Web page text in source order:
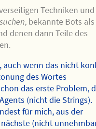
Techniken und
, bekannte Bots als
denen dann Teile des
auch wenn das nicht
des Wortes
das erste Problem,
(nicht die Strings).
für mich, aus der
(nicht